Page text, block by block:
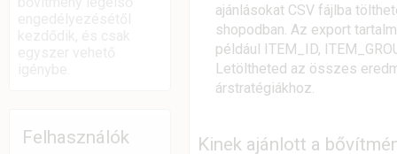
Felhasználók
ajánlásokat CSV fájlba
shopodban. Az export
például ITEM_ID,
Letöltheted az összes
árstratégiákhoz.
Kinek ajánlott a